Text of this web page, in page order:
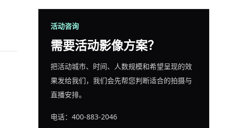
活动咨询
需要活动影像方案？
把活动城市、时间、人数规模和希望呈现的效
果发给我们，我们会先帮您判断适合的拍摄与
直播安排。
电话：400-883-2046